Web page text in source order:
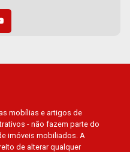
mobílias e artigos de
- não fazem parte do
imóveis mobiliados. A
de alterar qualquer